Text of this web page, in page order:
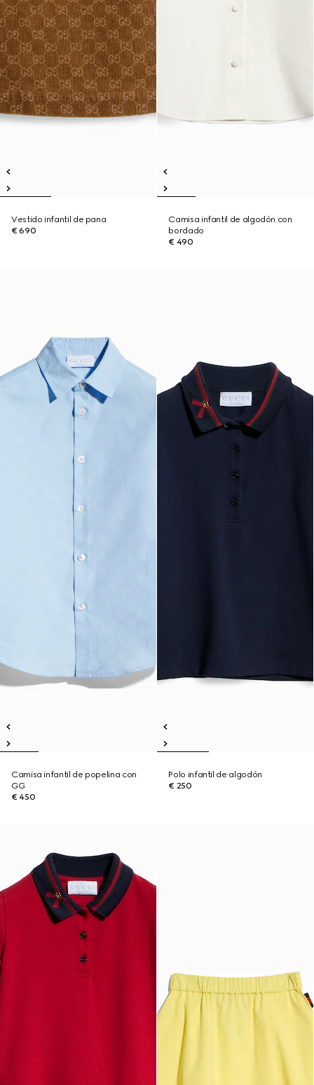
Vestido infantil de pana
€ 690
Camisa infantil de algodón con
bordado
€ 490
Camisa infantil de popelina con
GG
€ 450
Polo infantil de algodón
€ 250